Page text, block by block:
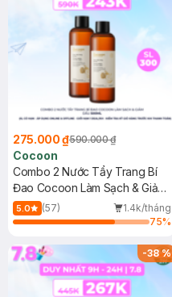
275.000 ₫590.000 ₫
Cocoon
Combo 2 Nước Tẩy Trang Bí
Đao Cocoon Làm Sạch & Giảm
Dầu 500ml
5.0 (57)
1.4k/tháng
75%
-38%